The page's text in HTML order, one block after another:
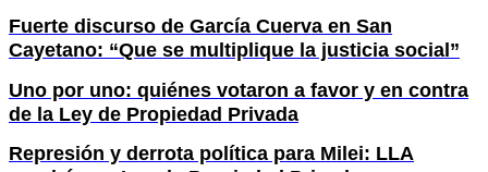
Fuerte discurso de García Cuerva en San
Cayetano: “Que se multiplique la justicia social”
Uno por uno: quiénes votaron a favor y en contra
de la Ley de Propiedad Privada
Represión y derrota política para Milei: LLA